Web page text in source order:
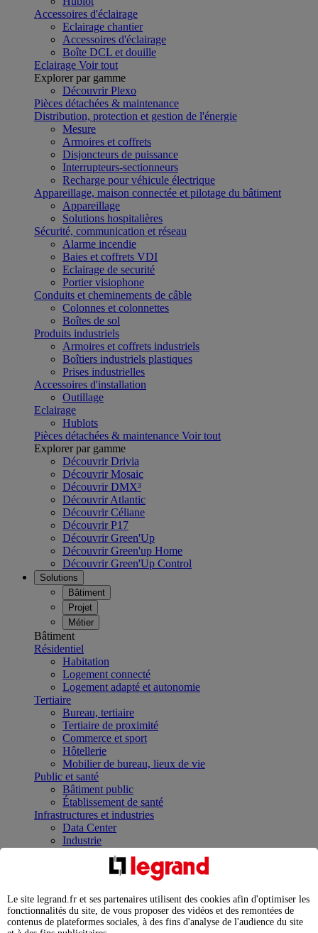
Accessoires d'éclairage
Eclairage chantier
Accessoires d'éclairage
Boîte DCL et douille
Eclairage Voir tout
Explorer par gamme
Découvrir Plexo
Pièces détachées & maintenance
Distribution, protection et gestion de l'énergie
Mesure
Armoires et coffrets
Disjoncteurs de puissance
Interrupteurs-sectionneurs
Recharge pour véhicule électrique
Appareillage, maison connectée et pilotage du bâtiment
Appareillage
Solutions hospitalières
Sécurité, communication et réseau
Alarme incendie
Baies et coffrets VDI
Eclairage de securité
Portier visiophone
Conduits et cheminements de câble
Colonnes et colonnettes
Boîtes de sol
Produits industriels
Armoires et coffrets industriels
Boîtiers industriels plastiques
Prises industrielles
Accessoires d'installation
Outillage
Eclairage
Hublots
Pièces détachées & maintenance Voir tout
Explorer par gamme
Découvrir Drivia
Découvrir Mosaic
Découvrir DMX³
Découvrir Atlantic
Découvrir Céliane
Découvrir P17
Découvrir Green'Up
Découvrir Green'up Home
Découvrir Green'Up Control
Solutions
Bâtiment
Projet
Métier
Bâtiment
Résidentiel
Habitation
Logement connecté
Logement adapté et autonomie
Tertiaire
Bureau, tertiaire
Tertiaire de proximité
Commerce et sport
Hôtellerie
Mobilier de bureau, lieux de vie
Public et santé
Bâtiment public
Établissement de santé
Infrastructures et industries
Data Center
Industrie
Infrastructures
Contrôler et planifier le fonctionnement des appareils
Répartir et optimiser son tableau électrique
Legrand Data Center Solutions : concentrer les
expertises au service de vos performances
Le site legrand.fr et ses partenaires utilisent des cookies afin d'optimiser les
fonctionnalités du site, de vous proposer des vidéos et des remontées de
contenus de plateformes sociales, à des fins d'analyse de l'audience du site